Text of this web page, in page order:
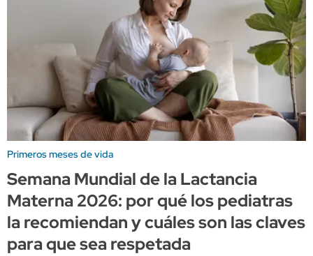
Primeros meses de vida
Semana Mundial de la Lactancia
Materna 2026: por qué los pediatras
la recomiendan y cuáles son las claves
para que sea respetada